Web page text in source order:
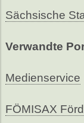
Sächsische
Verwandte
Medienservice
FÖMISAX